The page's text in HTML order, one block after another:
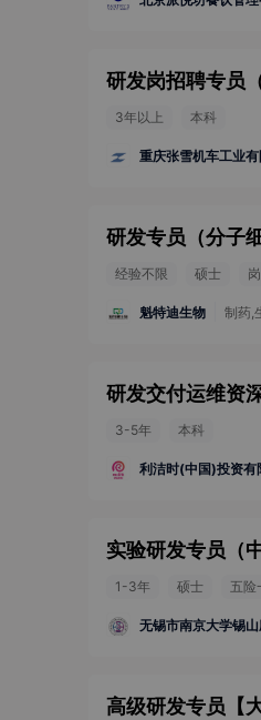
3年以上 本科
重庆张雪机车工业
研发专员（分子细
经验不限 硕士
魁特迪生物 制药,
研发交付运维资
3-5年 本科
利洁时(中国)投资有
实验研发专员（
1-3年 硕士 五险
无锡市南京大学锡
高级研发专员 【